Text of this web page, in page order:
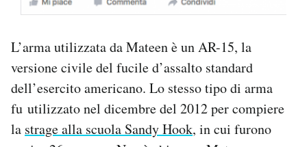
L’arma utilizzata da Mateen è un AR-15, la
versione civile del fucile d’assalto standard
dell’esercito americano. Lo stesso tipo di arma
fu utilizzato nel dicembre del 2012 per compiere
la strage alla scuola Sandy Hook, in cui furono